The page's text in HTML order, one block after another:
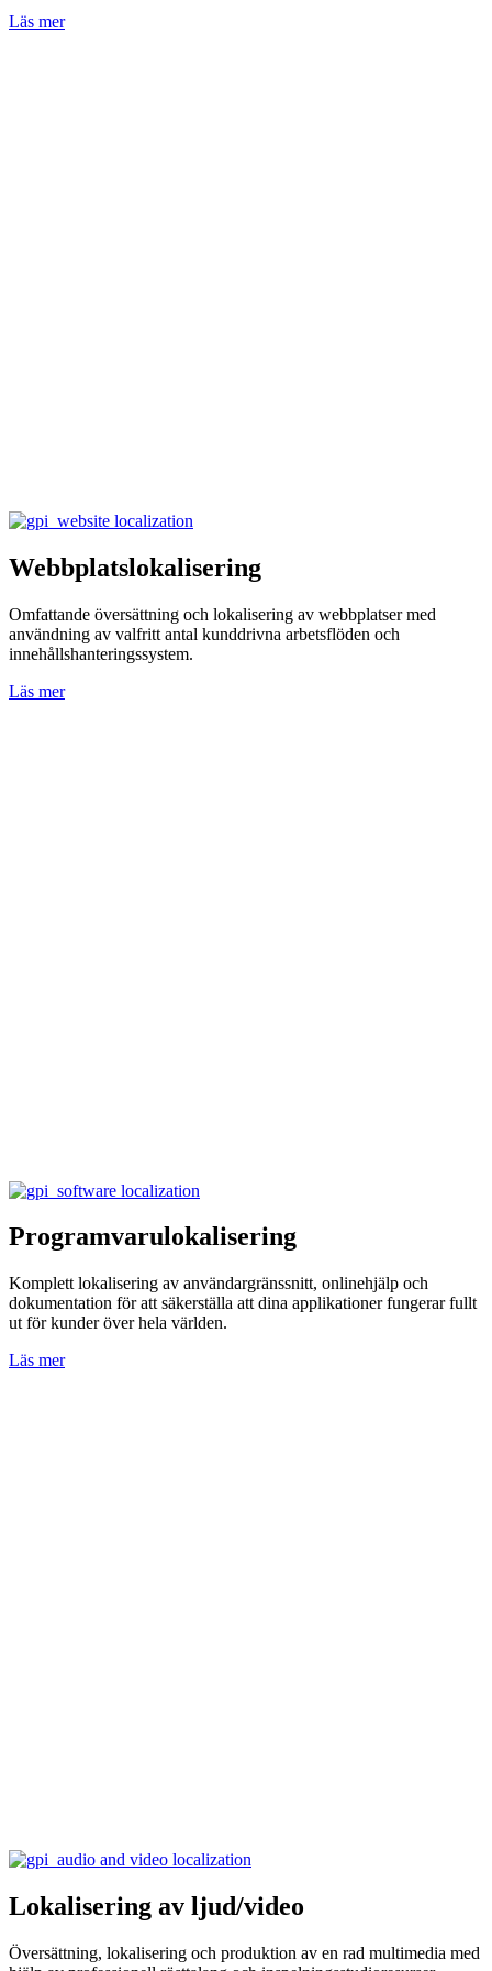
Läs mer
Webbplatslokalisering
Omfattande översättning och lokalisering av webbplatser med
användning av valfritt antal kunddrivna arbetsflöden och
innehållshanteringssystem.
Läs mer
Programvarulokalisering
Komplett lokalisering av användargränssnitt, onlinehjälp och
dokumentation för att säkerställa att dina applikationer fungerar fullt
ut för kunder över hela världen.
Läs mer
Lokalisering av ljud/video
Översättning, lokalisering och produktion av en rad multimedia med